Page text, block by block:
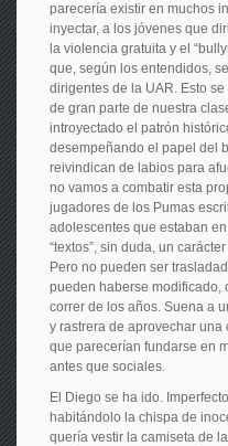
parecería existir en muchos
inyectar, a los jóvenes que
la violencia gratuita y el
que, según los entendidos,
dirigentes de la UAR. Esto
de gran parte de nuestra
introyectado el patrón
desempeñando el papel del
reivindican de labios para
no vamos a combatir esta
jugadores de los Pumas
adolescentes que estaban
“textos”, sin duda, un
Pero no pueden ser
pueden haberse modificado,
correr de los años. Suena a
y rastrera de aprovechar
que parecerían fundarse en
antes que sociales.
El Diego se ha ido.
habitándolo la chispa de
quería vestir la camiseta de